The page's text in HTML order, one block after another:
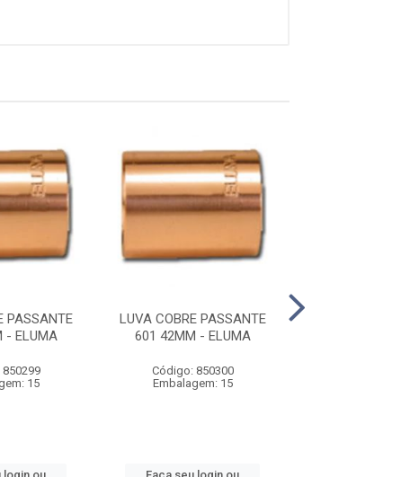
PASSANTE
- ELUMA
15
LUVA COBRE PASSANTE
601 42MM - ELUMA
Código: 850300
Embalagem: 15